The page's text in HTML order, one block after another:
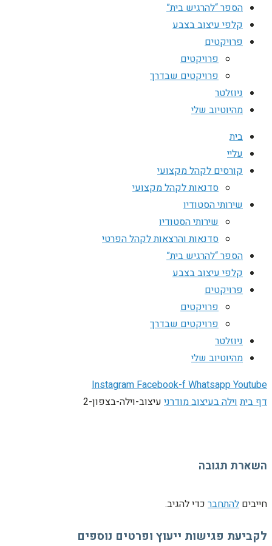
הספר “להרגיש בית”
קלפי עיצוב בצבע
פרויקטים
פרויקטים
פרויקטים שבדרך
ניוזלטר
מהיוטיוב שלי
בית
עליי
קורסים לקהל מקצועי
סדנאות לקהל מקצועי
שירותי הסטודיו
שירותי הסטודיו
סדנאות והרצאות לקהל הפרטי
הספר “להרגיש בית”
קלפי עיצוב בצבע
פרויקטים
פרויקטים
פרויקטים שבדרך
ניוזלטר
מהיוטיוב שלי
InstagramFacebook-fWhatsappYoutube
דף ביתוילה בעיצוב מודרני עיצוב-וילה-בצפון-2
השארת תגובה
חייבים להתחבר כדי להגיב.
לקביעת פגישות ייעוץ ופרטים נוספים